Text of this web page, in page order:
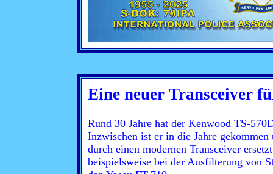
Eine neuer Transceiver
Rund 30 Jahre hat der Kenwood TS-
Inzwischen ist er in die Jahre
durch einen modernen Transceiver
beispielsweise bei der Ausfilterung von